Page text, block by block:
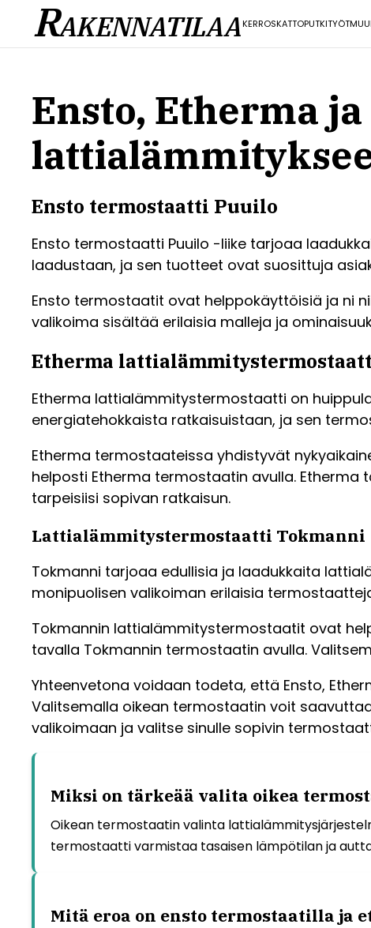
RAKENNATILAAKERROSKATTOPUTKITYÖT
Ensto, Etherma
Ensto termostaatti Puuilo
Ensto termostaatti Puuilo -liike tarjoaa
laadustaan, ja sen tuotteet ovat suosittuja
Ensto termostaatit ovat helppokäyttöisiä ja ni
valikoima sisältää erilaisia malleja ja
Etherma
Etherma lattialämmitystermostaatti on
energiatehokkaista ratkaisuistaan, ja sen
Etherma termostaateissa yhdistyvät
helposti Etherma termostaatin avulla.
tarpeisiisi sopivan ratkaisun.
Lattialämmitystermostaatti Tokmanni
Tokmanni tarjoaa edullisia ja laadukkaita
monipuolisen valikoiman erilaisia
Tokmannin lattialämmitystermostaatit ovat
tavalla Tokmannin termostaatin avulla.
Yhteenvetona voidaan todeta, että Ensto,
Valitsemalla oikean termostaatin voit
valikoimaan ja valitse sinulle sopivin
Miksi on tärkeää valita oikea
Oikean termostaatin valinta
termostaatti varmistaa tasaisen lämpötilan ja
Mitä eroa on ensto termostaatilla